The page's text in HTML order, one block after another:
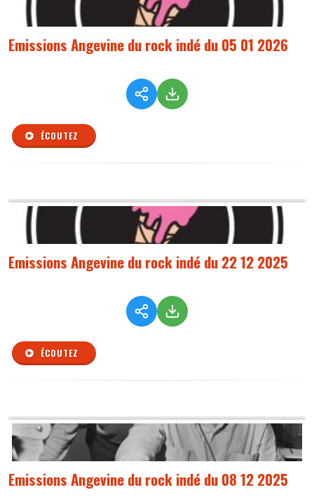
Emissions Angevine du rock indé du 05 01 2026
ÉCOUTEZ
Emissions Angevine du rock indé du 22 12 2025
ÉCOUTEZ
Emissions Angevine du rock indé du 08 12 2025